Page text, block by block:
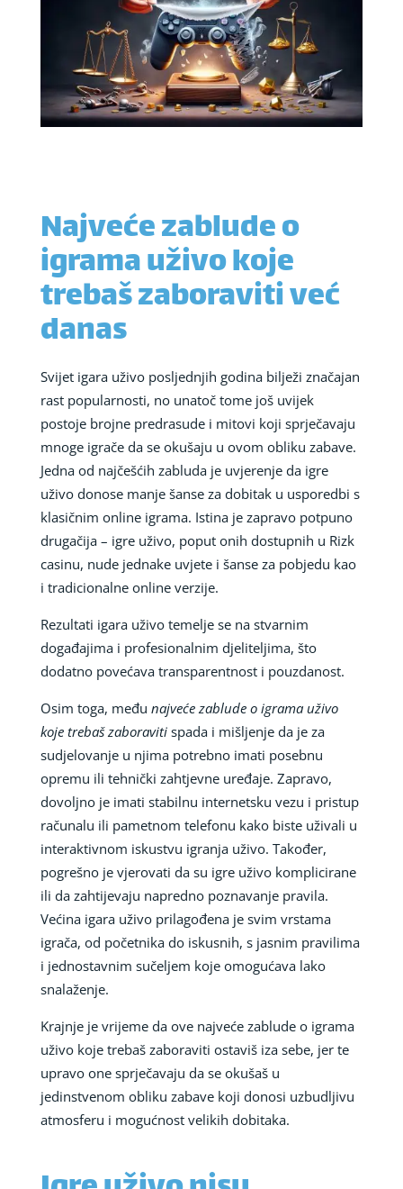
Najveće zablude o
igrama uživo koje
trebaš zaboraviti već
danas
Svijet igara uživo posljednjih godina bilježi značajan
rast popularnosti, no unatoč tome još uvijek
postoje brojne predrasude i mitovi koji sprječavaju
mnoge igrače da se okušaju u ovom obliku zabave.
Jedna od najčešćih zabluda je uvjerenje da igre
uživo donose manje šanse za dobitak u usporedbi s
klasičnim online igrama. Istina je zapravo potpuno
drugačija – igre uživo, poput onih dostupnih u Rizk
casinu, nude jednake uvjete i šanse za pobjedu kao
i tradicionalne online verzije.
Rezultati igara uživo temelje se na stvarnim
događajima i profesionalnim djeliteljima, što
dodatno povećava transparentnost i pouzdanost.
Osim toga, među najveće zablude o igrama uživo
koje trebaš zaboravitispada i mišljenje da je za
sudjelovanje u njima potrebno imati posebnu
opremu ili tehnički zahtjevne uređaje. Zapravo,
dovoljno je imati stabilnu internetsku vezu i pristup
računalu ili pametnom telefonu kako biste uživali u
interaktivnom iskustvu igranja uživo. Također,
pogrešno je vjerovati da su igre uživo komplicirane
ili da zahtijevaju napredno poznavanje pravila.
Većina igara uživo prilagođena je svim vrstama
igrača, od početnika do iskusnih, s jasnim pravilima
i jednostavnim sučeljem koje omogućava lako
snalaženje.
Krajnje je vrijeme da ove najveće zablude o igrama
uživo koje trebaš zaboraviti ostaviš iza sebe, jer te
upravo one sprječavaju da se okušaš u
jedinstvenom obliku zabave koji donosi uzbudljivu
atmosferu i mogućnost velikih dobitaka.